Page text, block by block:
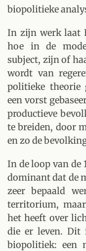
biopolitieke
In zijn werk laat
hoe in de
subject, zijn of
wordt van
politieke theorie
een vorst
productieve
te breiden, door
en zo de
In de loop van de
dominant dat de
zeer bepaald
territorium,
het heeft over
die er leven. Dit
biopolitiek: een